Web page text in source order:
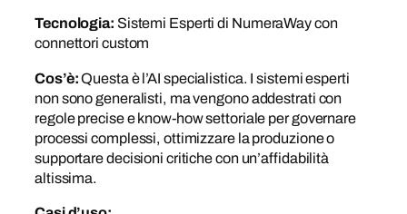
Tecnologia: Sistemi Esperti di NumeraWay con
connettori custom
Cos’è:Questa è l’AI specialistica. I sistemi esperti
non sono generalisti, ma vengono addestrati con
regole precise e know-how settoriale per governare
processi complessi, ottimizzare la produzione o
supportare decisioni critiche con un’affidabilità
altissima.